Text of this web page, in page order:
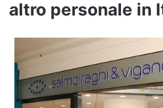
altro personale in